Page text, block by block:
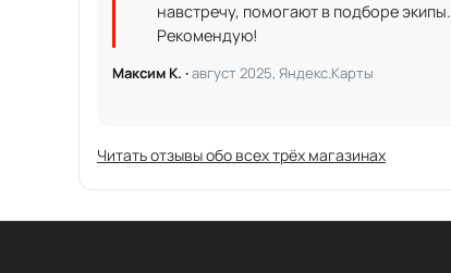
навстречу, помогают в подборе экипы.
Рекомендую!
Максим К. ·август 2025, Яндекс.Карты
Читать отзывы обо всех трёх магазинах